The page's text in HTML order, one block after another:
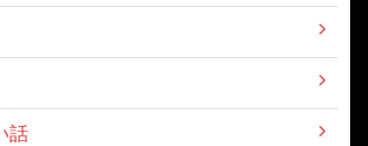
話